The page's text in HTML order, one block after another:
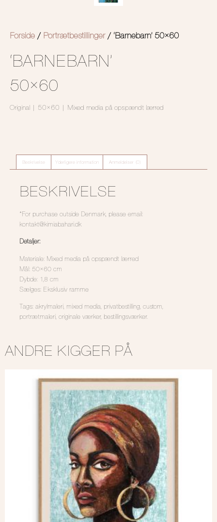
Forside / Portrætbestillinger/ ‘Barnebarn’ 50×60
‘BARNEBARN’
50×60
Original | 50×60 | Mixed media på opspændt lærred
Beskrivelse Yderligere information Anmeldelser (0)
BESKRIVELSE
*For purchase outside Denmark, please email:
kontakt@kimiabahari.dk
Detaljer:
Materiale: Mixed media på opspændt lærred
Mål: 50×60 cm
Dybde: 1,8 cm
Sælges: Eksklusiv ramme
Tags: akrylmaleri, mixed media, privatbestilling, custom,
portrætmaleri, originale værker, bestillingsværker.
ANDRE KIGGER PÅ